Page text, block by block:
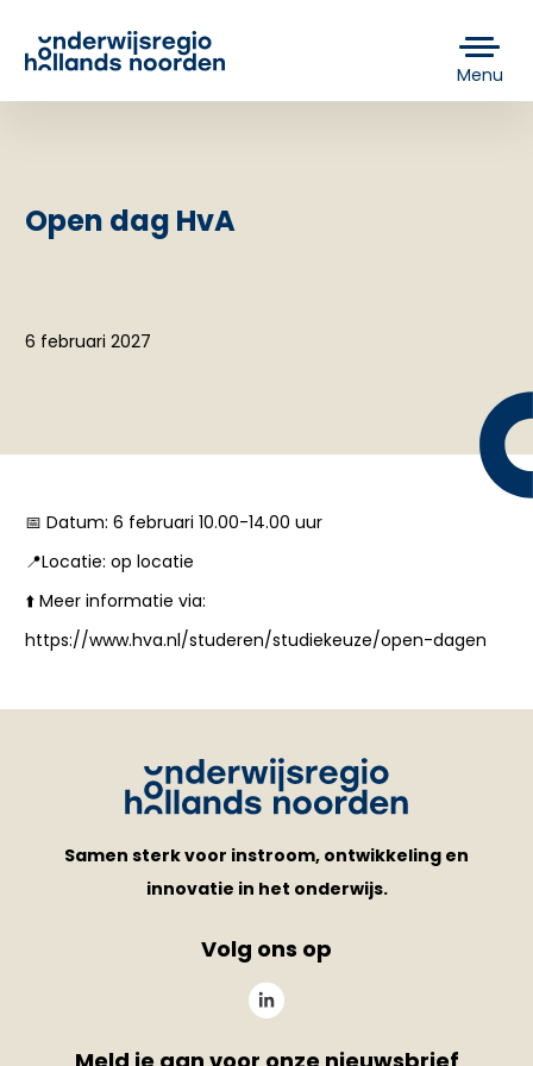
Menu
Open dag HvA
6 februari 2027
📅 Datum: 6 februari 10.00-14.00 uur
📍Locatie: op locatie
⬆️ Meer informatie via:
https://www.hva.nl/studeren/studiekeuze/open-dagen
Samen sterk voor instroom, ontwikkeling en
innovatie in het onderwijs.
Volg ons op